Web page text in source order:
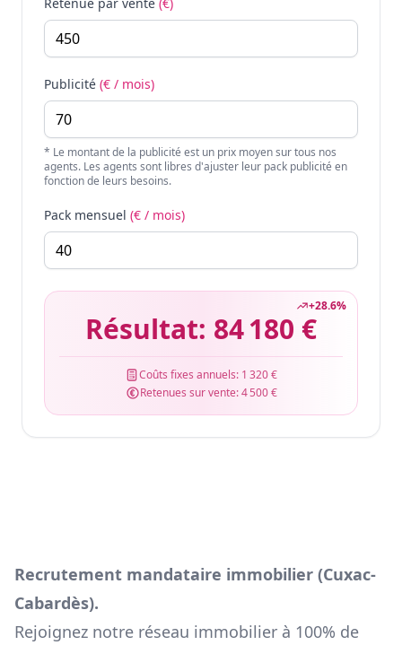
Retenue par vente (€)
Publicité (€ / mois)
* Le montant de la publicité est un prix moyen sur tous nos
agents. Les agents sont libres d'ajuster leur pack publicité en
fonction de leurs besoins.
Pack mensuel (€ / mois)
+28.6%
Résultat: 84 180 €
Coûts fixes annuels: 1 320 €
Retenues sur vente:4 500 €
Recrutement mandataire immobilier (Cuxac-
Cabardès).
Rejoignez notre réseau immobilier à 100% de